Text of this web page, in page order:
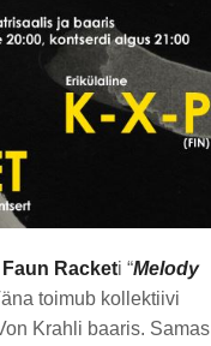
Faun Racketi “Melody
toimub kollektiivi
Krahli baaris. Samas